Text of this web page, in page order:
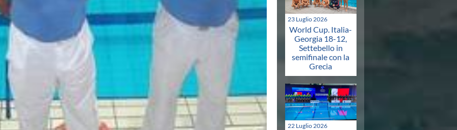
23 Luglio 2026
World Cup. Italia-
Georgia 18-12,
Settebello in
semifinale con la
Grecia
22 Luglio 2026